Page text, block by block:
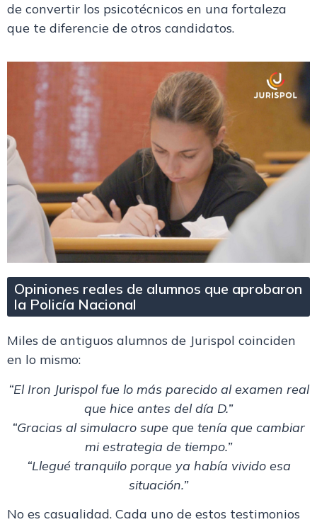
de convertir los psicotécnicos en una fortaleza
que te diferencie de otros candidatos.
Opiniones reales de alumnos que aprobaron
la Policía Nacional
Miles de antiguos alumnos de Jurispol coinciden
en lo mismo:
“El Iron Jurispol fue lo más parecido al examen real
que hice antes del día D.”
“Gracias al simulacro supe que tenía que cambiar
mi estrategia de tiempo.”
“Llegué tranquilo porque ya había vivido esa
situación.”
No es casualidad. Cada uno de estos testimonios